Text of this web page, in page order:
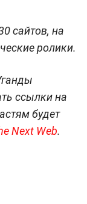
сайтов, на
ролики.
ссылки на
будет
Next Web.